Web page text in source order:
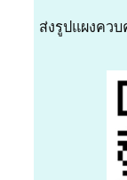
ส่งรูปแผงควบ